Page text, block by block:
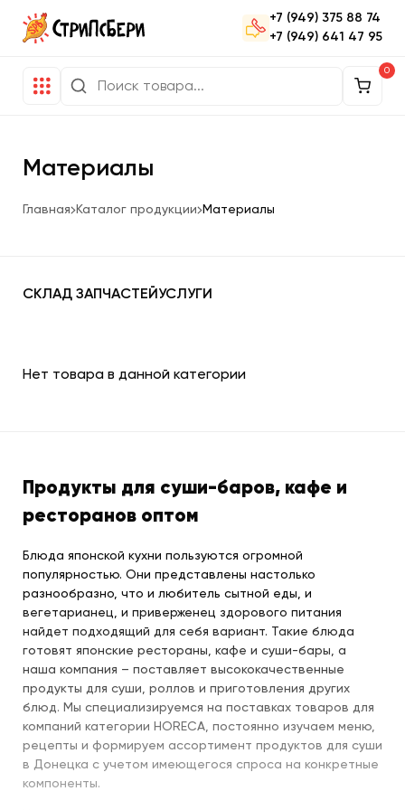
+7 (949) 375 88 74
+7 (949) 641 47 95
0
Материалы
Главная Каталог продукции Материалы
СКЛАД ЗАПЧАСТЕЙ УСЛУГИ
Нет товара в данной категории
Продукты для суши-баров, кафе и
ресторанов оптом
Блюда японской кухни пользуются огромной
популярностью. Они представлены настолько
разнообразно, что и любитель сытной еды, и
вегетарианец, и приверженец здорового питания
найдет подходящий для себя вариант. Такие блюда
готовят японские рестораны, кафе и суши-бары, а
наша компания – поставляет высококачественные
продукты для суши, роллов и приготовления других
блюд. Мы специализируемся на поставках товаров для
компаний категории HORECA, постоянно изучаем меню,
рецепты и формируем ассортимент продуктов для суши
в Донецка с учетом имеющегося спроса на конкретные
компоненты.